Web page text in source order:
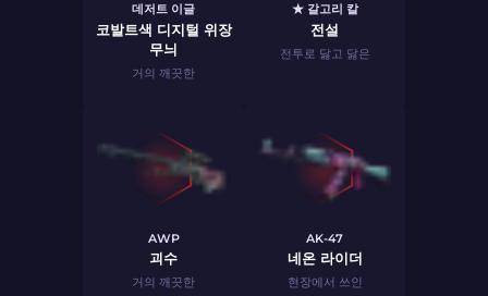
데저트 이글
코발트색 디지털 위장
무늬
거의 깨끗한
★ 갈고리 칼
전설
전투로 닳고 닳은
AWP
괴수
거의 깨끗한
AK-47
네온 라이더
현장에서 쓰인